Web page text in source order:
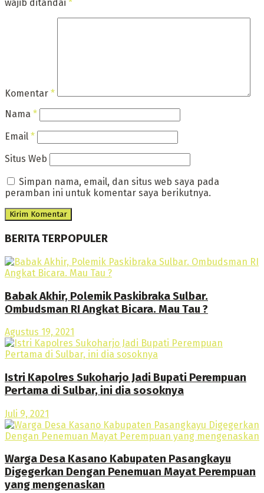
wajib ditandai *
Komentar *
Nama *
Email *
Situs Web
Simpan nama, email, dan situs web saya pada
peramban ini untuk komentar saya berikutnya.
BERITA TERPOPULER
Babak Akhir, Polemik Paskibraka Sulbar.
Ombudsman RI Angkat Bicara. Mau Tau ?
Agustus 19, 2021
Istri Kapolres Sukoharjo Jadi Bupati Perempuan
Pertama di Sulbar, ini dia sosoknya
Juli 9, 2021
Warga Desa Kasano Kabupaten Pasangkayu
Digegerkan Dengan Penemuan Mayat Perempuan
yang mengenaskan